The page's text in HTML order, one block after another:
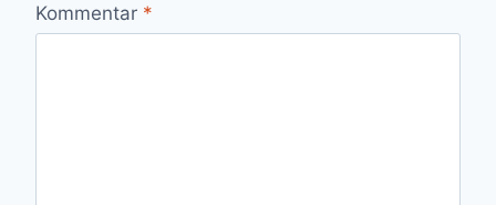
Kommentar *